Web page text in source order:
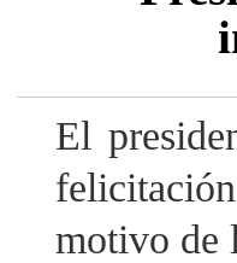
El
motivo de